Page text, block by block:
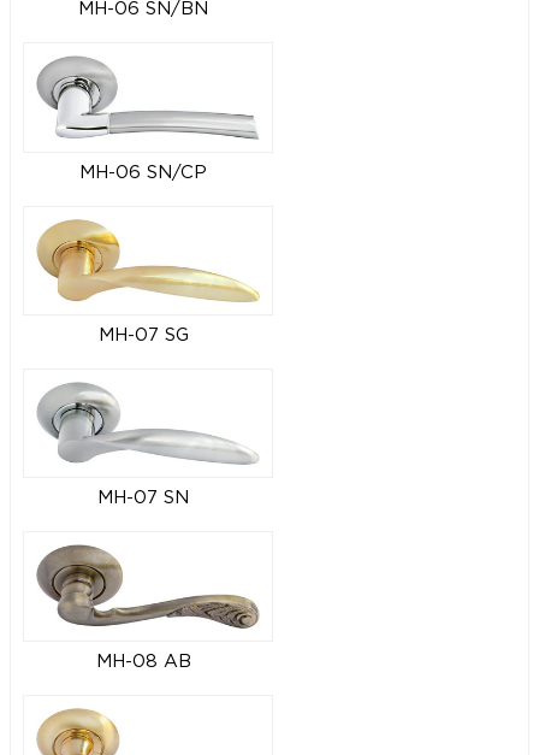
MH-06 SN/BN
MH-06 SN/CP
MH-07 SG
MH-07 SN
MH-08 AB